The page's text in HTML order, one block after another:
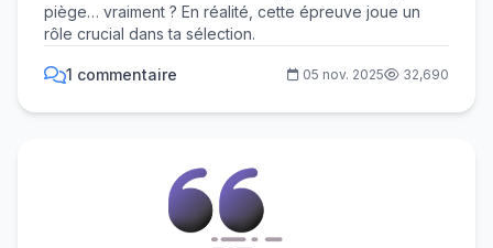
piège… vraiment ? En réalité, cette épreuve joue un
rôle crucial dans ta sélection.
1 commentaire 05 nov. 2025 32,690